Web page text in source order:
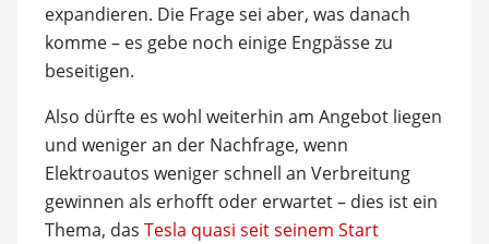
expandieren. Die Frage sei aber, was danach
komme – es gebe noch einige Engpässe zu
beseitigen.
Also dürfte es wohl weiterhin am Angebot liegen
und weniger an der Nachfrage, wenn
Elektroautos weniger schnell an Verbreitung
gewinnen als erhofft oder erwartet – dies ist ein
Thema, das Tesla quasi seit seinem Start